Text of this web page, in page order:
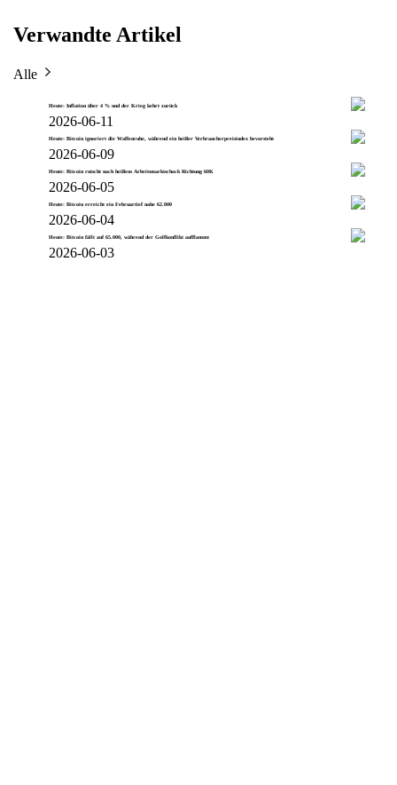
Verwandte Artikel
Alle
Heute: Inflation über 4 % und der Krieg kehrt zurück
2026-06-11
Heute: Bitcoin ignoriert die Waffenruhe, während ein heißer Verbraucherpreisindex bevorsteht
2026-06-09
Heute: Bitcoin rutscht nach heißem Arbeitsmarktschock Richtung 60K
2026-06-05
Heute: Bitcoin erreicht ein Februartief nahe 62.000
2026-06-04
Heute: Bitcoin fällt auf 65.000, während der Golfkonflikt aufflammt
2026-06-03